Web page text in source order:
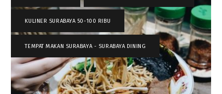
KULINER SURABAYA 50-100 RIBU ,
TEMPAT MAKAN SURABAYA - SURABAYA DINING